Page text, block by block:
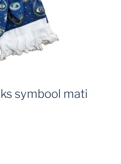
symbool mati